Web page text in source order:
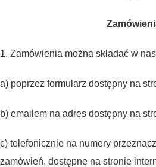
1. Zamówienia można składać w
a) poprzez formularz dostępny na
b) emailem na adres dostępny na
c) telefonicznie na numery
zamówień, dostępne na stronie